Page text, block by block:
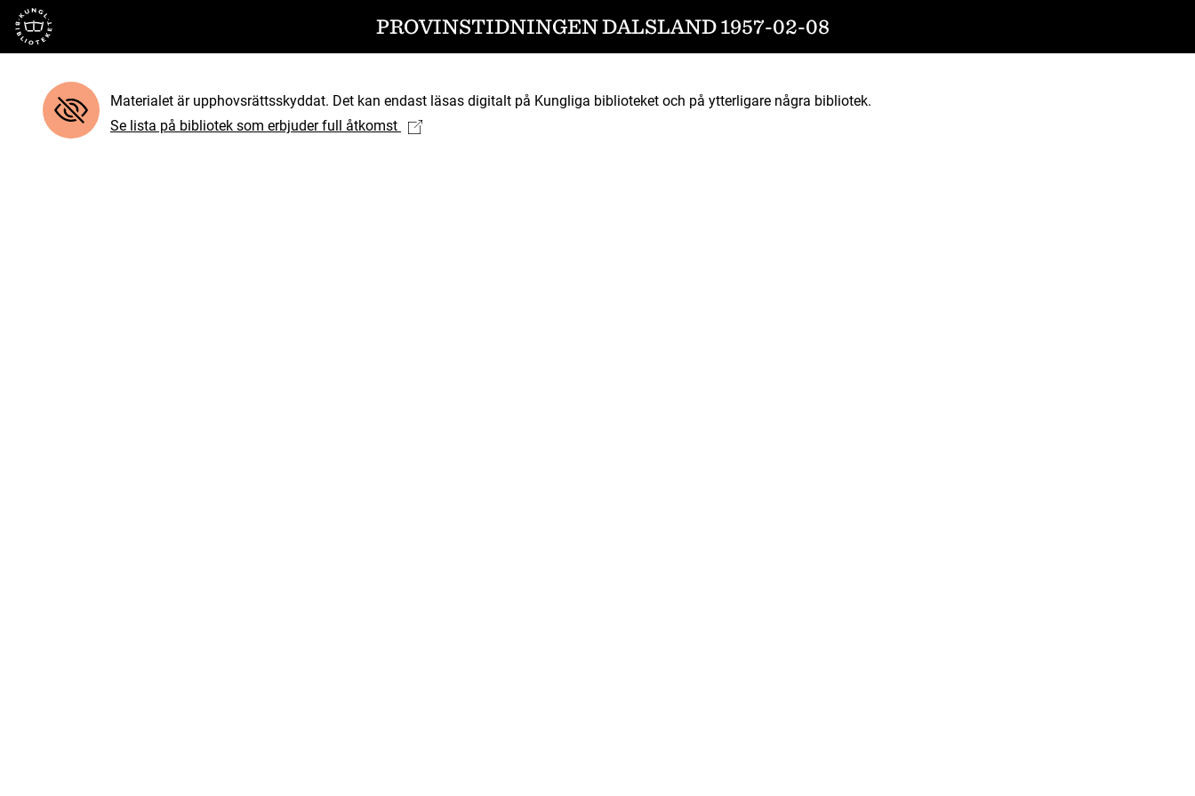
Till startsidan PROVINSTIDNINGEN DALSLAND 1957-02-08
Materialet är upphovsrättsskyddat. Det kan endast läsas digitalt på Kungliga biblioteket och på ytterligare några bibliotek.
Se lista på bibliotek som erbjuder full åtkomst